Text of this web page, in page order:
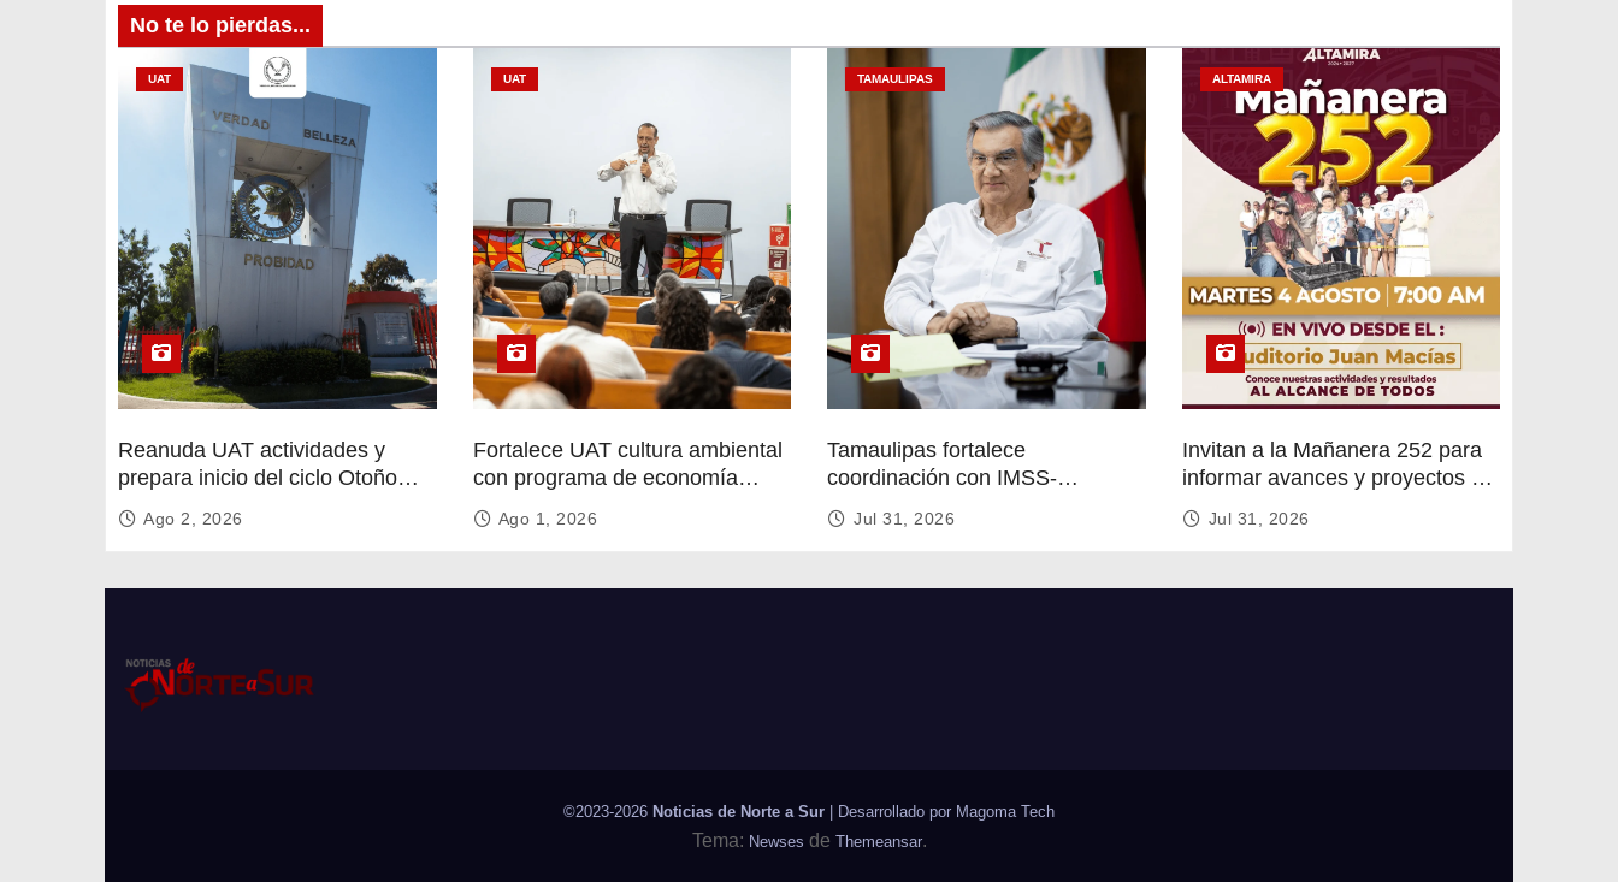
e
e
n
r
a
d
a
No te lo pierdas...
UAT
Reanuda UAT actividades y
prepara inicio del ciclo Otoño
2026
Ago 2, 2026
UAT
Fortalece UAT cultura ambiental
con programa de economía
circular
Ago 1, 2026
TAMAULIPAS
Tamaulipas fortalece
coordinación con IMSS-
Bienestar para mejorar servicios
de salud
Jul 31, 2026
ALTAMIRA
Invitan a la Mañanera 252 para
informar avances y proyectos de
Altamira
Jul 31, 2026
©2023-2026 Noticias de Norte a Sur | Desarrollado por Magoma Tech
Tema: Newses de Themeansar.